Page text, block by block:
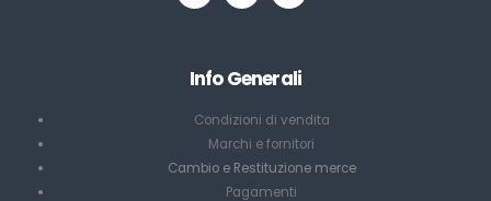
Info Generali
Condizioni di vendita
Marchi e fornitori
Cambio e Restituzione merce
Pagamenti